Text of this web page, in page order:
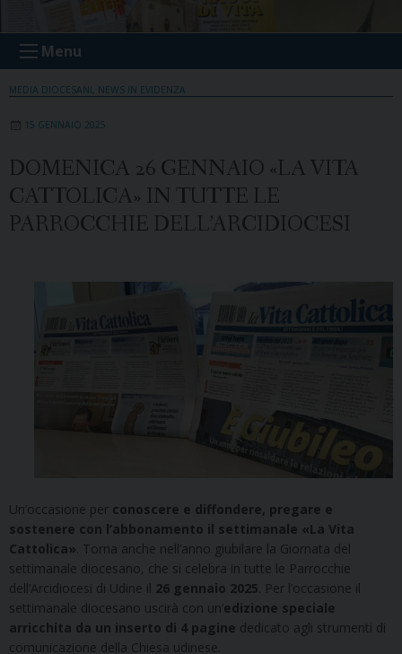
Menu
MEDIA DIOCESANI NEWS IN EVIDENZA
15 GENNAIO 2025
DOMENICA 26 GENNAIO «LA VITA
CATTOLICA» IN TUTTE LE
PARROCCHIE DELL’ARCIDIOCESI
Un’occasione per conoscere e diffondere, pregare e
sostenere con l’abbonamento il settimanale «La Vita
Cattolica» . Torna anche nell’anno giubilare la Giornata del
settimanale diocesano, che si celebra in tutte le Parrocchie
dell’Arcidiocesi di Udine il 26 gennaio 2025 . Per l’occasione il
settimanale diocesano uscirà con un’edizione speciale
arricchita da un inserto di 4 pagine dedicato agli strumenti di
comunicazione della Chiesa udinese.